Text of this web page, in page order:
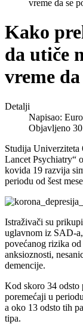
vreme da se
Kako
da utiče
vreme
Detalji
Napisao:
Objavljeno
Studija Univerziteta
Lancet Psychiatry“
kovida 19 razvija
periodu od šest
Istraživači su
uglavnom iz SAD-
povećanog rizika
anksioznosti,
demencije.
Kod skoro 34 odsto
poremećaji u
a oko 13 odsto tih
tipa.